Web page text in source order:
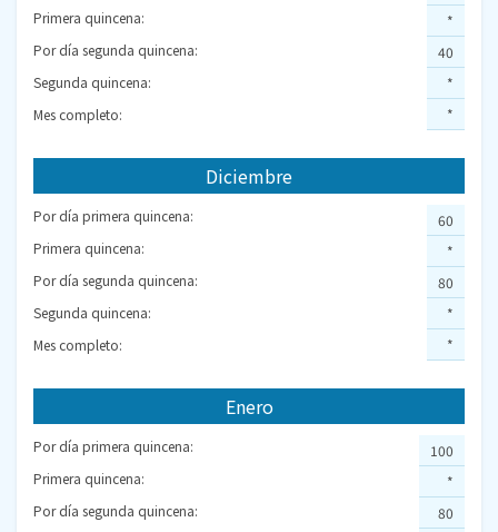
Primera quincena:
Por día segunda quincena:
Segunda quincena:
Mes completo:
*
40
*
*
Diciembre
Por día primera quincena:
Primera quincena:
Por día segunda quincena:
Segunda quincena:
Mes completo:
60
*
80
*
*
Enero
Por día primera quincena:
Primera quincena:
Por día segunda quincena:
100
*
80